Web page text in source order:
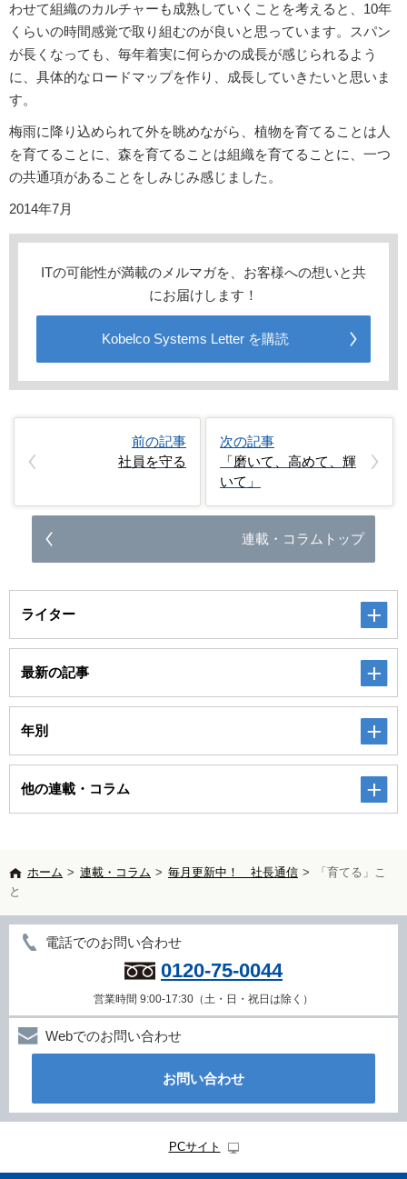
わせて組織のカルチャーも成熟していくことを考えると、10年
くらいの時間感覚で取り組むのが良いと思っています。スパン
が長くなっても、毎年着実に何らかの成長が感じられるよう
に、具体的なロードマップを作り、成長していきたいと思いま
す。
梅雨に降り込められて外を眺めながら、植物を育てることは人
を育てることに、森を育てることは組織を育てることに、一つ
の共通項があることをしみじみ感じました。
2014年7月
ITの可能性が満載のメルマガを、お客様への想いと共
にお届けします！
Kobelco Systems Letter を購読
前の記事
社員を守る
次の記事
「磨いて、高めて、輝
いて」
連載・コラムトップ
ライター
最新の記事
年別
他の連載・コラム
ホーム > 連載・コラム > 毎月更新中！ 社長通信 >
「育てる」こ
と
電話でのお問い合わせ
0120-75-0044
営業時間 9:00-17:30（土・日・祝日は除く）
Webでのお問い合わせ
お問い合わせ
PCサイト